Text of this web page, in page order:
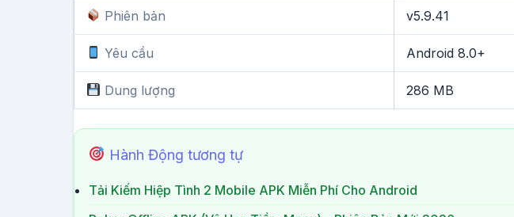
Phiên bản v5.9.41
Yêu cầu Android 8.0+
Dung lượng 286 MB
Hành Động tương tự
Tải Kiếm Hiệp Tình 2 Mobile APK Miễn Phí Cho Android